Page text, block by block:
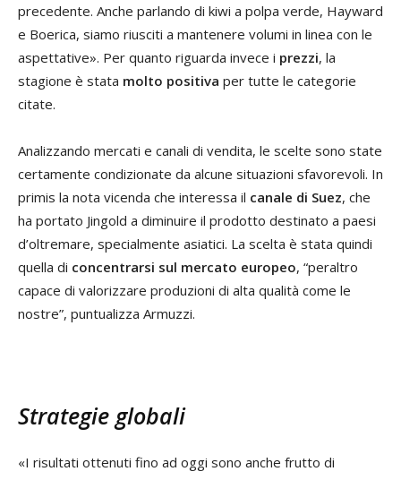
precedente. Anche parlando di kiwi a polpa verde, Hayward
e Boerica, siamo riusciti a mantenere volumi in linea con le
aspettative». Per quanto riguarda invece i prezzi, la
stagione è stata molto positiva per tutte le categorie
citate.
Analizzando mercati e canali di vendita, le scelte sono state
certamente condizionate da alcune situazioni sfavorevoli. In
primis la nota vicenda che interessa il canale di Suez, che
ha portato Jingold a diminuire il prodotto destinato a paesi
d’oltremare, specialmente asiatici. La scelta è stata quindi
quella di concentrarsi sul mercato europeo, “peraltro
capace di valorizzare produzioni di alta qualità come le
nostre”, puntualizza Armuzzi.
Strategie globali
«I risultati ottenuti fino ad oggi sono anche frutto di